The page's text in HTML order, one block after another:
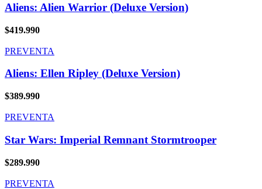
Aliens: Alien Warrior (Deluxe Version)
$419.990
PREVENTA
Aliens: Ellen Ripley (Deluxe Version)
$389.990
PREVENTA
Star Wars: Imperial Remnant Stormtrooper
$289.990
PREVENTA